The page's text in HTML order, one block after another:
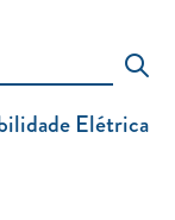
Elétrica